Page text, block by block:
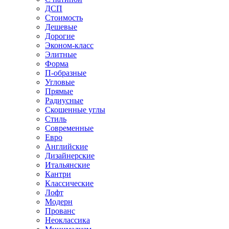
ДСП
Стоимость
Дешевые
Дорогие
Эконом-класс
Элитные
Форма
П-образные
Угловые
Прямые
Радиусные
Скошенные углы
Стиль
Современные
Евро
Английские
Дизайнерские
Итальянские
Кантри
Классические
Лофт
Модерн
Прованс
Неоклассика